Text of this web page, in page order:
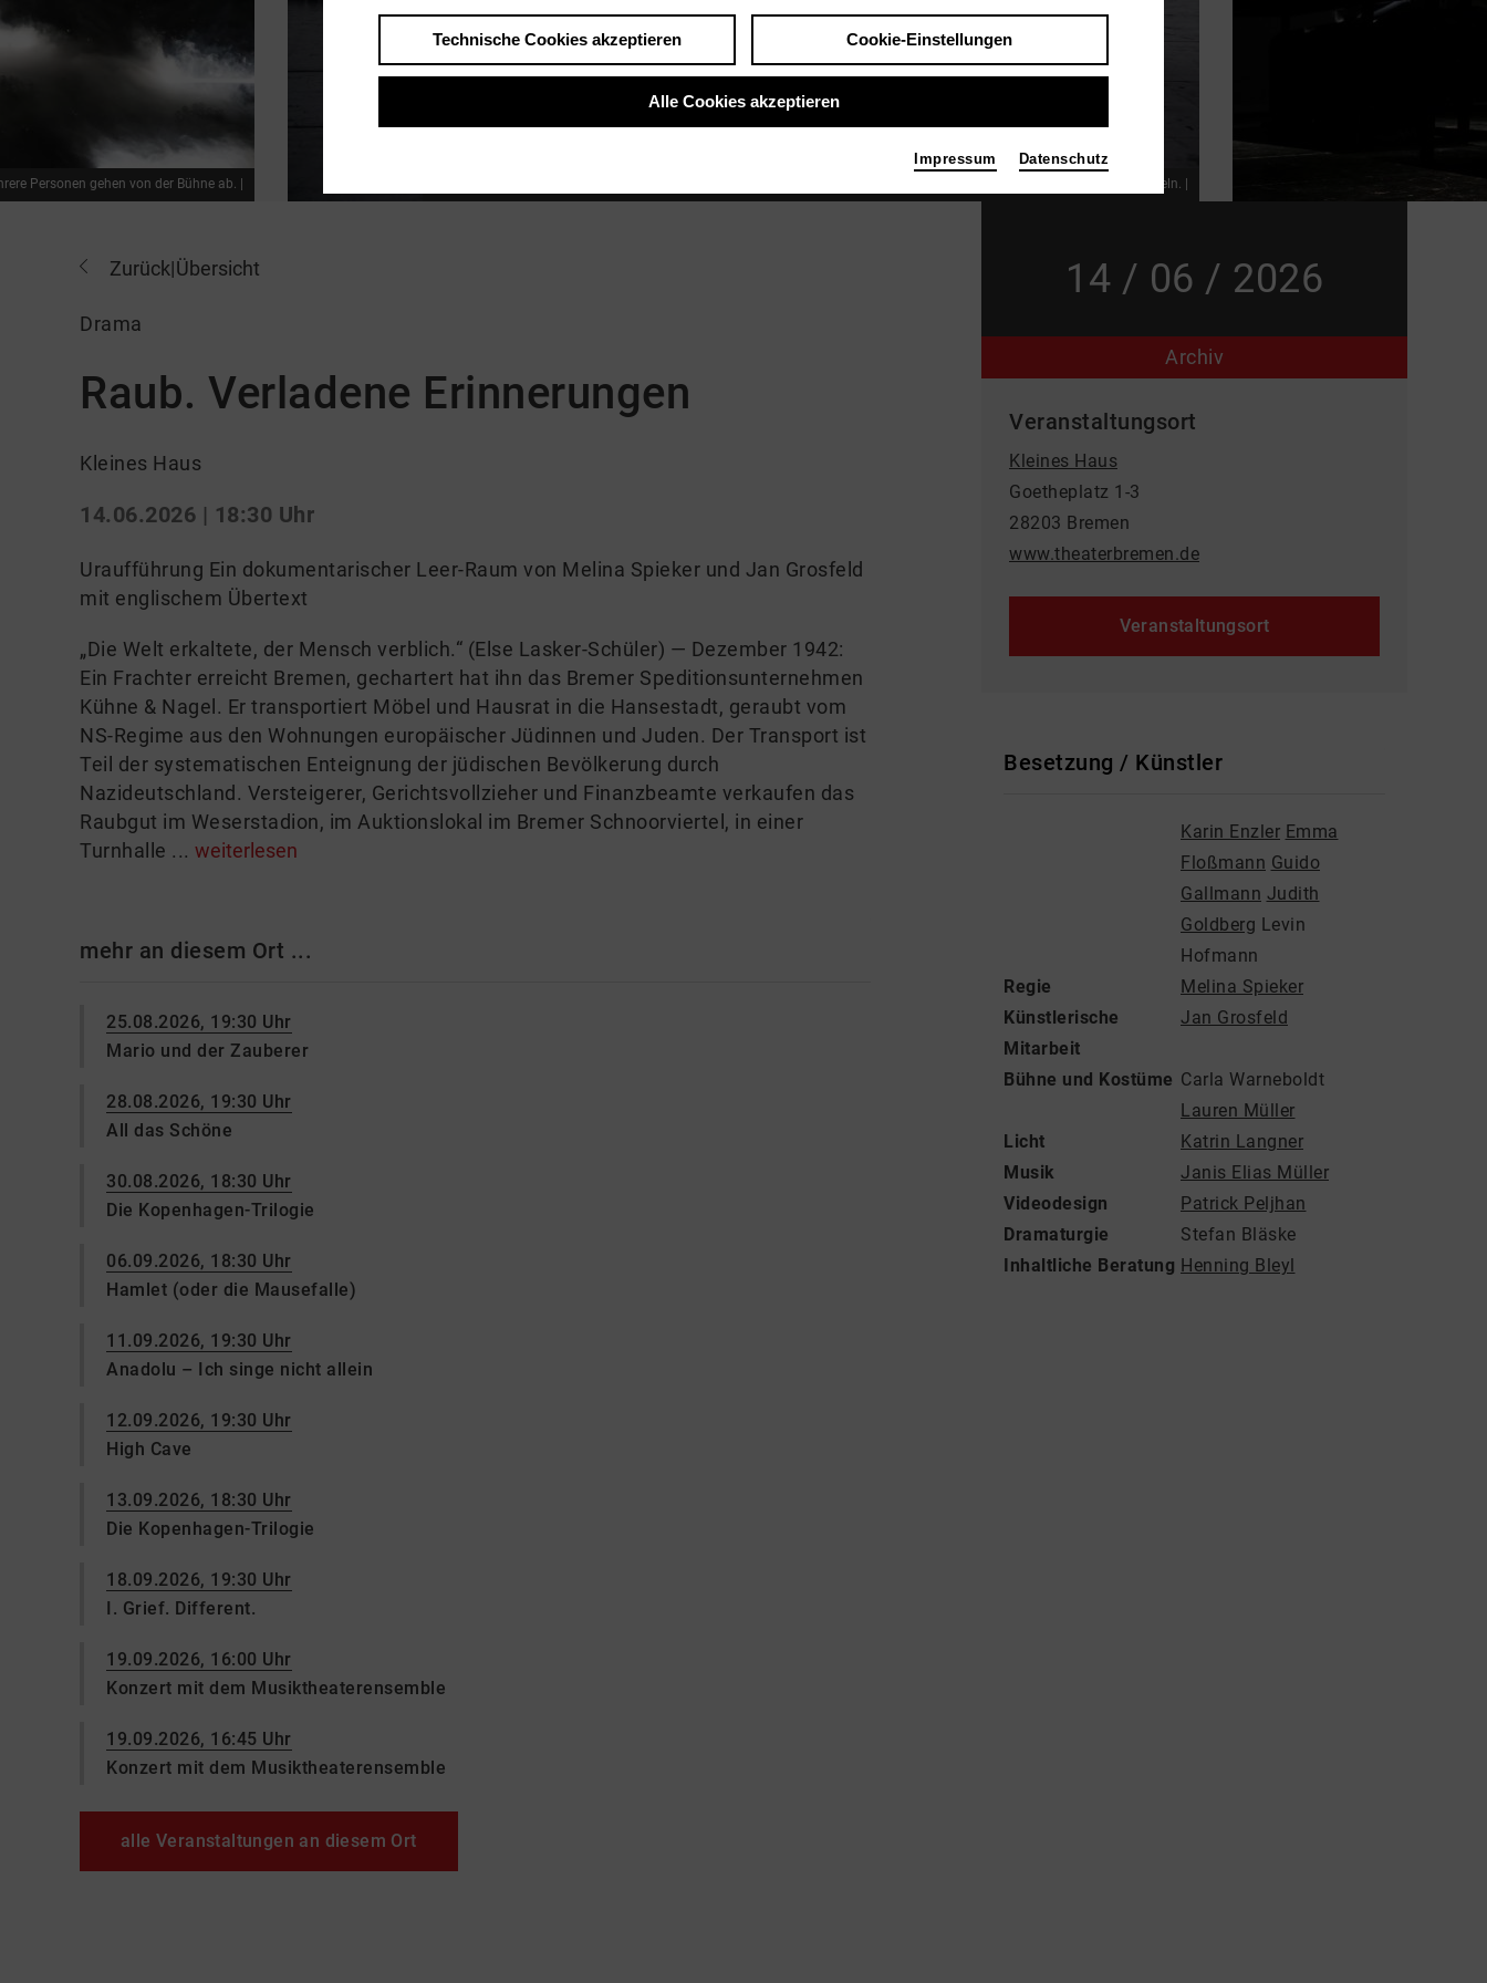
Personen gehen von der Bühne ab. | Im Hintergrund läuft ein Video. Vorn auf der Bühne ist eine Person in die Hocke gegangen. Auf dem Boden liegen viele Kugeln. |
Zurück|Übersicht
Drama
Raub. Verladene Erinnerungen
Kleines Haus
14.06.2026 | 18:30 Uhr
Uraufführung Ein dokumentarischer Leer-Raum von Melina Spieker und Jan Grosfeld
mit englischem Übertext
„Die Welt erkaltete, der Mensch verblich.“ (Else Lasker-Schüler) — Dezember 1942:
Ein Frachter erreicht Bremen, gechartert hat ihn das Bremer Speditionsunternehmen
Kühne & Nagel. Er transportiert Möbel und Hausrat in die Hansestadt, geraubt vom
NS-Regime aus den Wohnungen europäischer Jüdinnen und Juden. Der Transport ist
Teil der systematischen Enteignung der jüdischen Bevölkerung durch
Nazideutschland. Versteigerer, Gerichtsvollzieher und Finanzbeamte verkaufen das
Raubgut im Weserstadion, im Auktionslokal im Bremer Schnoorviertel, in einer
Turnhalle ... weiterlesen
mehr an diesem Ort ...
25.08.2026, 19:30 Uhr
Mario und der Zauberer
28.08.2026, 19:30 Uhr
All das Schöne
30.08.2026, 18:30 Uhr
Die Kopenhagen-Trilogie
06.09.2026, 18:30 Uhr
Hamlet (oder die Mausefalle)
11.09.2026, 19:30 Uhr
Anadolu – Ich singe nicht allein
12.09.2026, 19:30 Uhr
High Cave
13.09.2026, 18:30 Uhr
Die Kopenhagen-Trilogie
18.09.2026, 19:30 Uhr
I. Grief. Different.
19.09.2026, 16:00 Uhr
Konzert mit dem Musiktheaterensemble
19.09.2026, 16:45 Uhr
Konzert mit dem Musiktheaterensemble
alle Veranstaltungen an diesem Ort
14 / 06 / 2026
Archiv
Veranstaltungsort
Kleines Haus
Goetheplatz 1-3
28203 Bremen
www.theaterbremen.de
Veranstaltungsort
Besetzung / Künstler
Karin Enzler Emma
Floßmann Guido
Gallmann Judith
Goldberg Levin
Hofmann
Regie
Melina Spieker
Künstlerische
Mitarbeit
Jan Grosfeld
Bühne und Kostüme Carla Warneboldt
Lauren Müller
Licht
Katrin Langner
Musik
Janis Elias Müller
Videodesign
Patrick Peljhan
Dramaturgie
Stefan Bläske
Inhaltliche Beratung Henning Bleyl
Technische Cookies akzeptieren Cookie-Einstellungen
Alle Cookies akzeptieren
Impressum Datenschutz